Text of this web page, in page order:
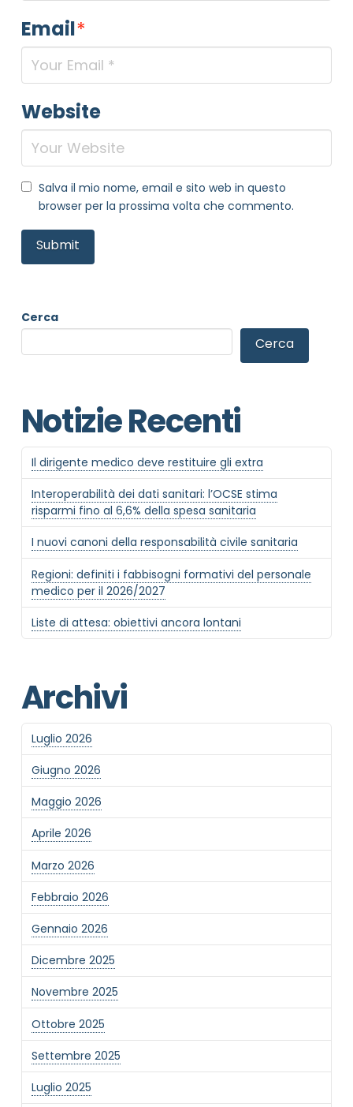
Email*
Website
Salva il mio nome, email e sito web in questo
browser per la prossima volta che commento.
Cerca
Cerca
Notizie Recenti
Il dirigente medico deve restituire gli extra
Interoperabilità dei dati sanitari: l’OCSE stima
risparmi fino al 6,6% della spesa sanitaria
I nuovi canoni della responsabilità civile sanitaria
Regioni: definiti i fabbisogni formativi del personale
medico per il 2026/2027
Liste di attesa: obiettivi ancora lontani
Archivi
Luglio 2026
Giugno 2026
Maggio 2026
Aprile 2026
Marzo 2026
Febbraio 2026
Gennaio 2026
Dicembre 2025
Novembre 2025
Ottobre 2025
Settembre 2025
Luglio 2025